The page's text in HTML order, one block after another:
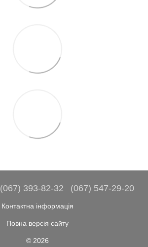
(067) 393-82-32 (067) 547-29-20
Контактна інформація
Повна версія сайту
© 2026